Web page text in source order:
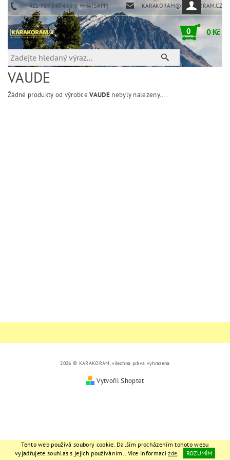
+421 907 849 453 (I WHATSAPP) KARAKORAM@KARAKORAM.CZ
0 0 Kč
VAUDE
Žádné produkty od výrobceVAUDEnebyly nalezeny....
2026 © KARAKORAM, všechna práva vyhrazena
Vytvořil Shoptet
Tento web používá soubory cookie. Dalším procházením tohoto webu
vyjadřujete souhlas s jejich používáním.. Více informacízde. ROZUMÍM